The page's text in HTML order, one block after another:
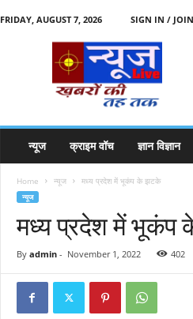
FRIDAY, AUGUST 7, 2026 SIGN IN / JOIN
न्यूज क्राइम वॉच ज्ञान विज्ञान
Home न्यूज मध्य प्रदेश में भूकंप के झटके
न्यूज
मध्य प्रदेश में
By admin- November 1, 2022 402